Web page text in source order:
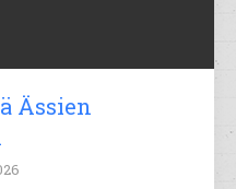
Ässien